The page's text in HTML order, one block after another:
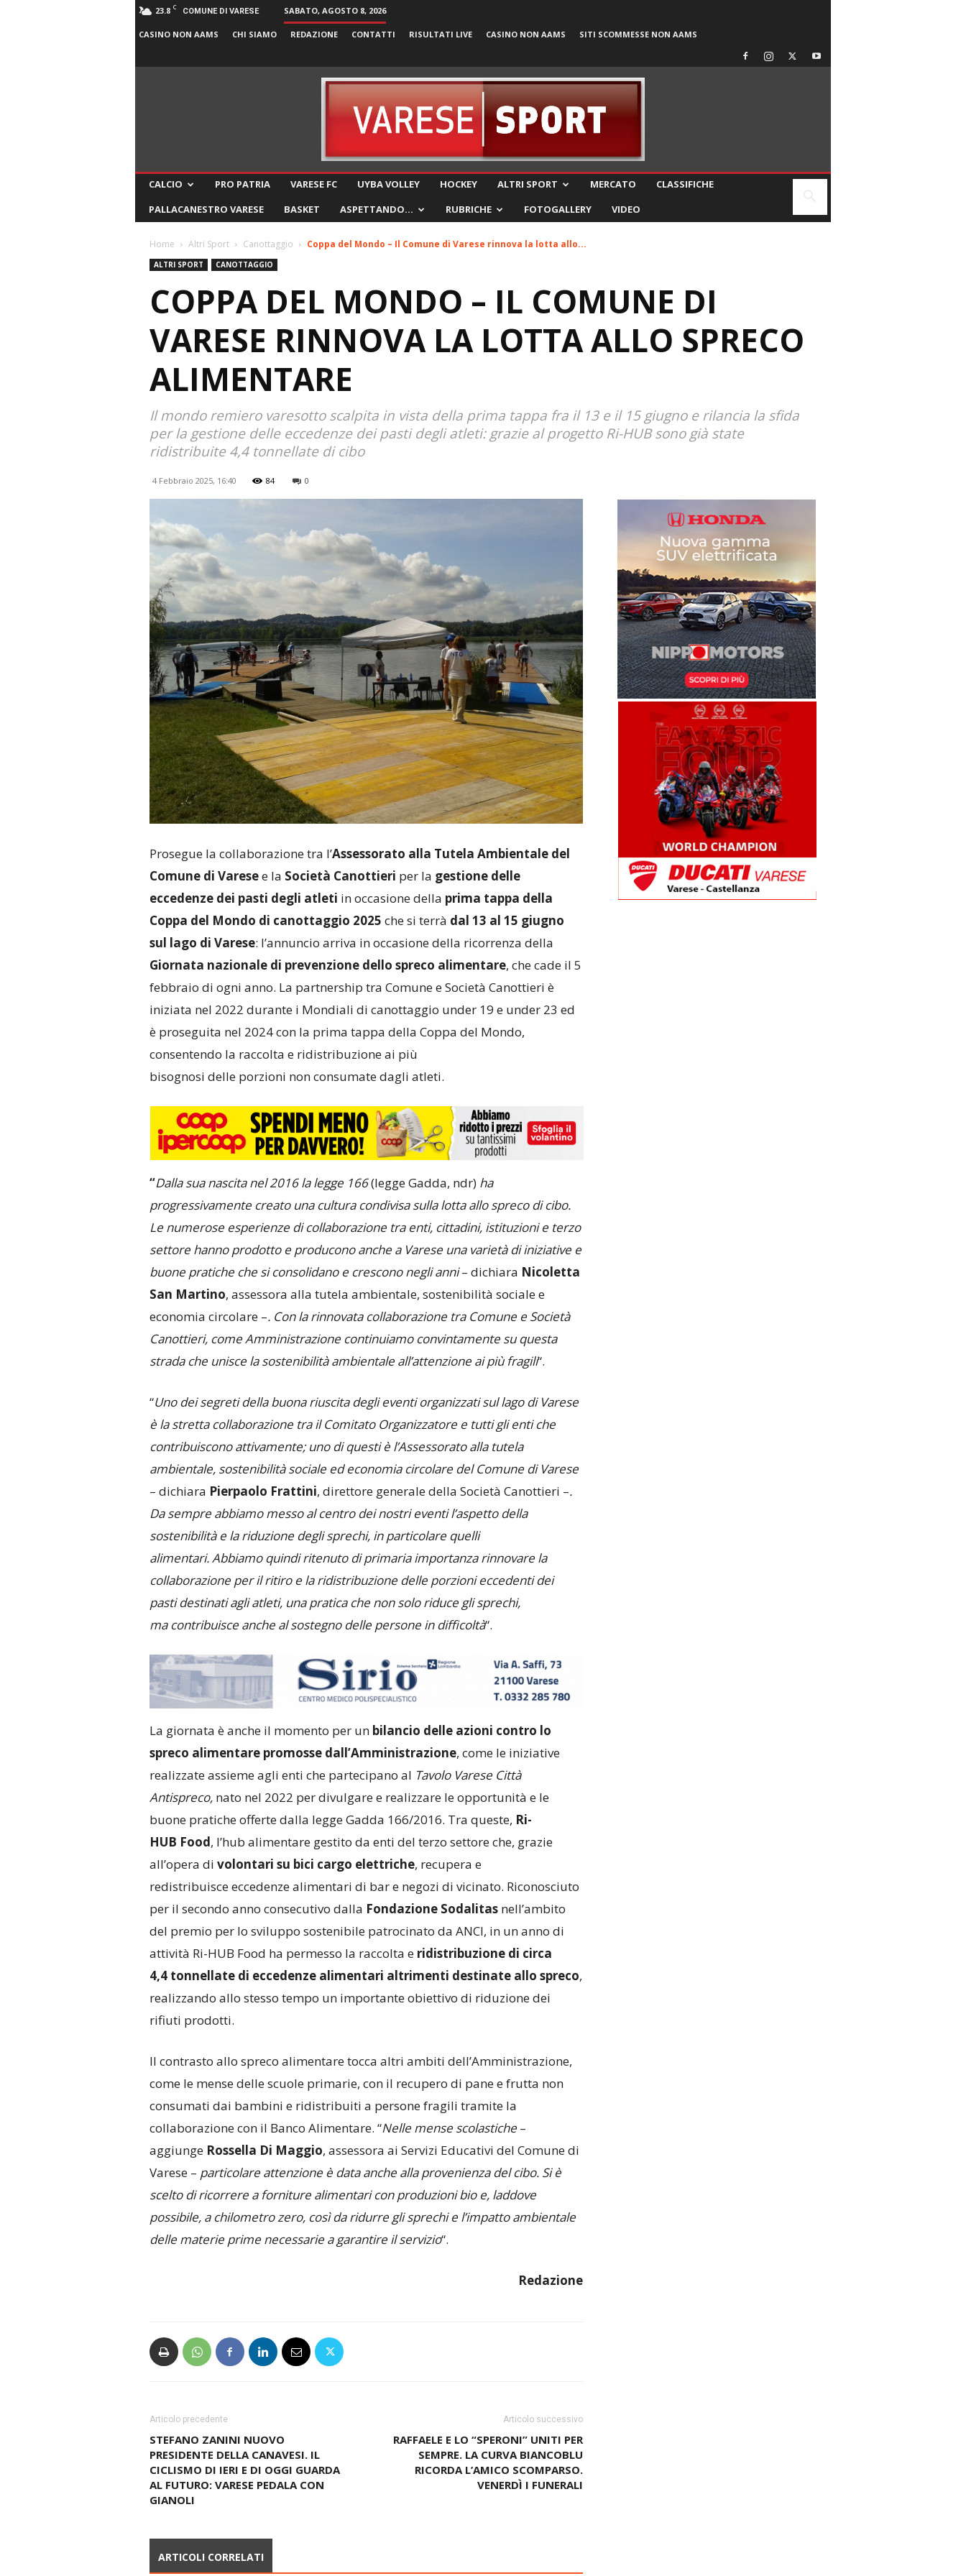
23.8 C COMUNE DI VARESE SABATO, AGOSTO 8, 2026
CASINO NON AAMS CHI SIAMO REDAZIONE CONTATTI RISULTATI LIVE CASINO NON AAMS SITI SCOMMESSE NON AAMS
CALCIO PRO PATRIA VARESE FC UYBA VOLLEY HOCKEY ALTRI SPORT MERCATO
CLASSIFICHE
PALLACANESTRO VARESE
BASKET ASPETTANDO… RUBRICHE FOTOGALLERY VIDEO
Home Altri Sport Canottaggio Coppa del Mondo – Il Comune di Varese rinnova la lotta allo...
ALTRI SPORT CANOTTAGGIO
COPPA DEL MONDO – IL COMUNE DI
VARESE RINNOVA LA LOTTA ALLO SPRECO
ALIMENTARE
Il mondo remiero varesotto scalpita in vista della prima tappa fra il 13 e il 15 giugno e rilancia la sfida
per la gestione delle eccedenze dei pasti degli atleti: grazie al progetto Ri-HUB sono già state
ridistribuite 4,4 tonnellate di cibo
4 Febbraio 2025, 16:40 84 0
Prosegue la collaborazione tra l’Assessorato alla Tutela Ambientale del
Comune di Varesee la Società Canottieri per la gestione delle
eccedenze dei pasti degli atleti in occasione della prima tappa della
Coppa del Mondo di canottaggio 2025 che si terrà dal 13 al 15 giugno
sul lago di Varese: l’annuncio arriva in occasione della ricorrenza della
Giornata nazionale di prevenzione dello spreco alimentare, che cade il 5
febbraio di ogni anno. La partnership tra Comune e Società Canottieri è
iniziata nel 2022 durante i Mondiali di canottaggio under 19 e under 23 ed
è proseguita nel 2024 con la prima tappa della Coppa del Mondo,
consentendo la raccolta e ridistribuzione ai più
bisognosi delle porzioni non consumate dagli atleti.
“Dalla sua nascita nel 2016 la legge 166(legge Gadda, ndr) ha
progressivamente creato una cultura condivisa sulla lotta allo spreco di cibo.
Le numerose esperienze di collaborazione tra enti, cittadini, istituzioni e terzo
settore hanno prodotto e producono anche a Varese una varietà di iniziative e
buone pratiche che si consolidano e crescono negli anni– dichiara Nicoletta
San Martino, assessora alla tutela ambientale, sostenibilità sociale e
economia circolare –. Con la rinnovata collaborazione tra Comune e Società
Canottieri, come Amministrazione continuiamo convintamente su questa
strada che unisce la sostenibilità ambientale all’attenzione ai più fragili“.
“Uno dei segreti della buona riuscita degli eventi organizzati sul lago di Varese
è la stretta collaborazione tra il Comitato Organizzatore e tutti gli enti che
contribuiscono attivamente; uno di questi è l’Assessorato alla tutela
ambientale, sostenibilità sociale ed economia circolare del Comune di Varese
– dichiara Pierpaolo Frattini, direttore generale della Società Canottieri –.
Da sempre abbiamo messo al centro dei nostri eventi l’aspetto della
sostenibilità e la riduzione degli sprechi, in particolare quelli
alimentari. Abbiamo quindi ritenuto di primaria importanza rinnovare la
collaborazione per il ritiro e la ridistribuzione delle porzioni eccedenti dei
pasti destinati agli atleti, una pratica che non solo riduce gli sprechi,
ma contribuisce anche al sostegno delle persone in difficoltà“.
La giornata è anche il momento per unbilancio delle azioni contro lo
spreco alimentare promosse dall’Amministrazione, come le iniziative
realizzate assieme agli enti che partecipano al Tavolo Varese Città
Antispreco, nato nel 2022 per divulgare e realizzare le opportunità e le
buone pratiche offerte dalla legge Gadda 166/2016. Tra queste, Ri-
HUB Food, l’hub alimentare gestito da enti del terzo settore che, grazie
all’opera di volontari su bici cargo elettriche, recupera e
redistribuisce eccedenze alimentari di bar e negozi di vicinato. Riconosciuto
per il secondo anno consecutivo dalla Fondazione Sodalitasnell’ambito
del premio per lo sviluppo sostenibile patrocinato da ANCI, in un anno di
attività Ri-HUB Food ha permesso la raccolta eridistribuzione di circa
4,4 tonnellate di eccedenze alimentari altrimenti destinate allo spreco,
realizzando allo stesso tempo un importante obiettivo di riduzione dei
rifiuti prodotti.
Il contrasto allo spreco alimentare tocca altri ambiti dell’Amministrazione,
come le mense delle scuole primarie, con il recupero di pane e frutta non
consumati dai bambini e ridistribuiti a persone fragili tramite la
collaborazione con il Banco Alimentare. “Nelle mense scolastiche–
aggiunge Rossella Di Maggio, assessora ai Servizi Educativi del Comune di
Varese – particolare attenzione è data anche alla provenienza del cibo. Si è
scelto di ricorrere a forniture alimentari con produzioni bio e, laddove
possibile, a chilometro zero, così da ridurre gli sprechi e l’impatto ambientale
delle materie prime necessarie a garantire il servizio“.
Redazione
Articolo precedente
STEFANO ZANINI NUOVO
PRESIDENTE DELLA CANAVESI. IL
CICLISMO DI IERI E DI OGGI GUARDA
AL FUTURO: VARESE PEDALA CON
GIANOLI
Articolo successivo
RAFFAELE E LO “SPERONI” UNITI PER
SEMPRE. LA CURVA BIANCOBLU
RICORDA L’AMICO SCOMPARSO.
VENERDÌ I FUNERALI
ARTICOLI CORRELATI